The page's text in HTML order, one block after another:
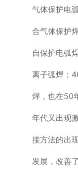
气体保护电
合气体保护
自保护电弧
离子弧焊；
焊，也在50
年代又出现
接方法的出
发展，改善